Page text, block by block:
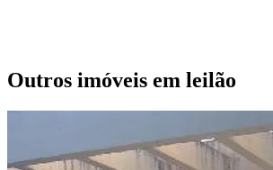
Outros imóveis em leilão